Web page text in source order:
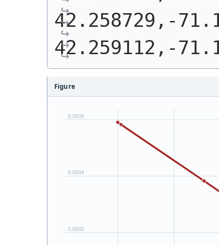
42.258729,-
42.259112,-
Figure